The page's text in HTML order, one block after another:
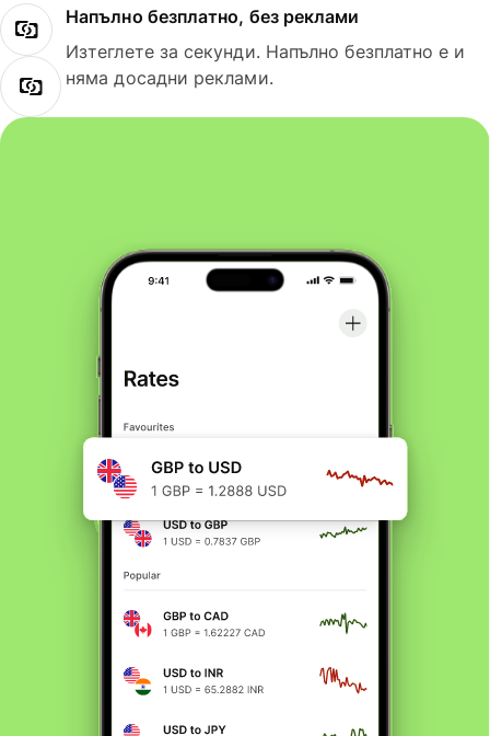
Напълно безплатно, без реклами
Изтеглете за секунди. Напълно безплатно е и
няма досадни реклами.